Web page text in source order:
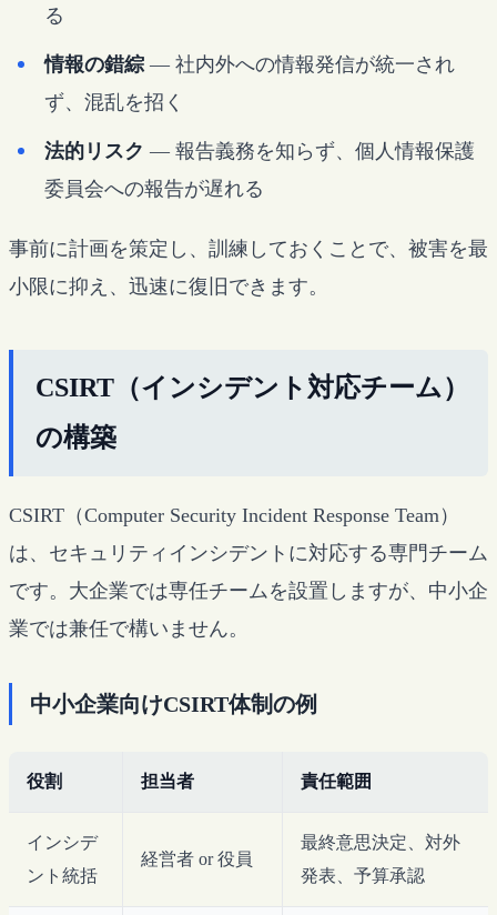
る
情報の錯綜— 社内外への情報発信が統一され
ず、混乱を招く
法的リスク — 報告義務を知らず、個人情報保護
委員会への報告が遅れる
事前に計画を策定し、訓練しておくことで、被害を最
小限に抑え、迅速に復旧できます。
CSIRT（インシデント対応チーム）
の構築
CSIRT（Computer Security Incident Response Team）
は、セキュリティインシデントに対応する専門チーム
です。大企業では専任チームを設置しますが、中小企
業では兼任で構いません。
中小企業向けCSIRT体制の例
役割 担当者 責任範囲
インシデ
ント統括
経営者 or 役員
最終意思決定、対外
発表、予算承認